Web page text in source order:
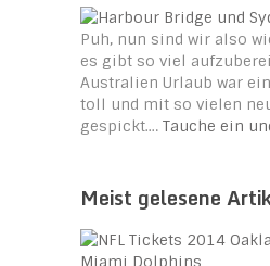
Puh, nun sind wir also
es gibt so viel
Australien Urlaub war
toll und mit so vielen
gespickt.… Tauche ein
Meist gelesene